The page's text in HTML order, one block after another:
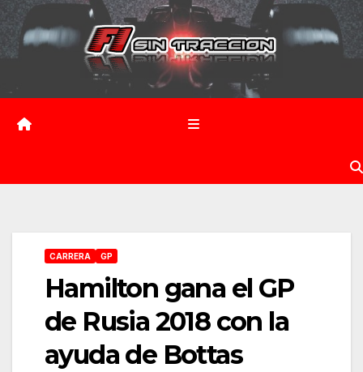
Saltar
contenido
CARRERA GP
Hamilton gana el GP
de Rusia 2018 con la
ayuda de Bottas